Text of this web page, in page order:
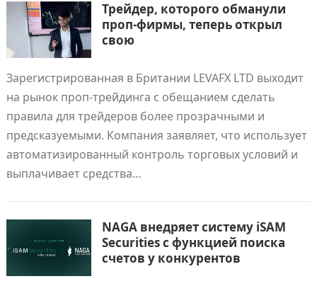
Трейдер, которого обманули
проп-фирмы, теперь открыл
свою
Зарегистрированная в Британии LEVAFX LTD выходит
на рынок проп-трейдинга с обещанием сделать
правила для трейдеров более прозрачными и
предсказуемыми. Компания заявляет, что использует
автоматизированный контроль торговых условий и
выплачивает средства…
NAGA внедряет систему iSAM
Securities с функцией поиска
счетов у конкурентов